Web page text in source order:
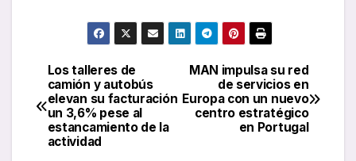
Navegación
de
entradas
MAN impulsa su red
de servicios en
Europa con un nuevo
centro estratégico
en Portugal
Los talleres de
camión y autobús
elevan su facturación
un 3,6% pese al
estancamiento de la
actividad